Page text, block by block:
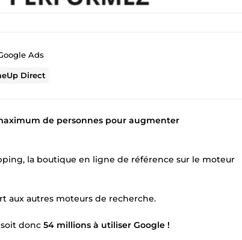
Ads
Direct
de personnes pour augmenter
la boutique en ligne de référence sur le moteur
aux autres moteurs de recherche.
donc 54 millions à utiliser Google !